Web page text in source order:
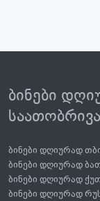
ბინები
ბინები დღიურად
ბინები დღიურად
ბინები დღიურად
ბინები დღიურად